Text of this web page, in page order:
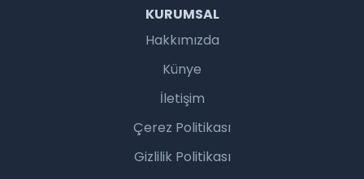
KURUMSAL
Hakkımızda
Künye
İletişim
Çerez Politikası
Gizlilik Politikası